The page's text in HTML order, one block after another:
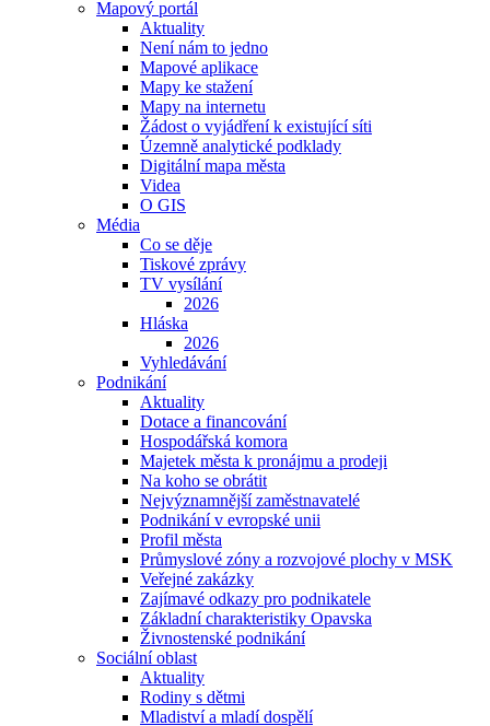
Mapový portál
Aktuality
Není nám to jedno
Mapové aplikace
Mapy ke stažení
Mapy na internetu
Žádost o vyjádření k existující síti
Územně analytické podklady
Digitální mapa města
Videa
O GIS
Média
Co se děje
Tiskové zprávy
TV vysílání
2026
Hláska
2026
Vyhledávání
Podnikání
Aktuality
Dotace a financování
Hospodářská komora
Majetek města k pronájmu a prodeji
Na koho se obrátit
Nejvýznamnější zaměstnavatelé
Podnikání v evropské unii
Profil města
Průmyslové zóny a rozvojové plochy v MSK
Veřejné zakázky
Zajímavé odkazy pro podnikatele
Základní charakteristiky Opavska
Živnostenské podnikání
Sociální oblast
Aktuality
Rodiny s dětmi
Mladiství a mladí dospělí